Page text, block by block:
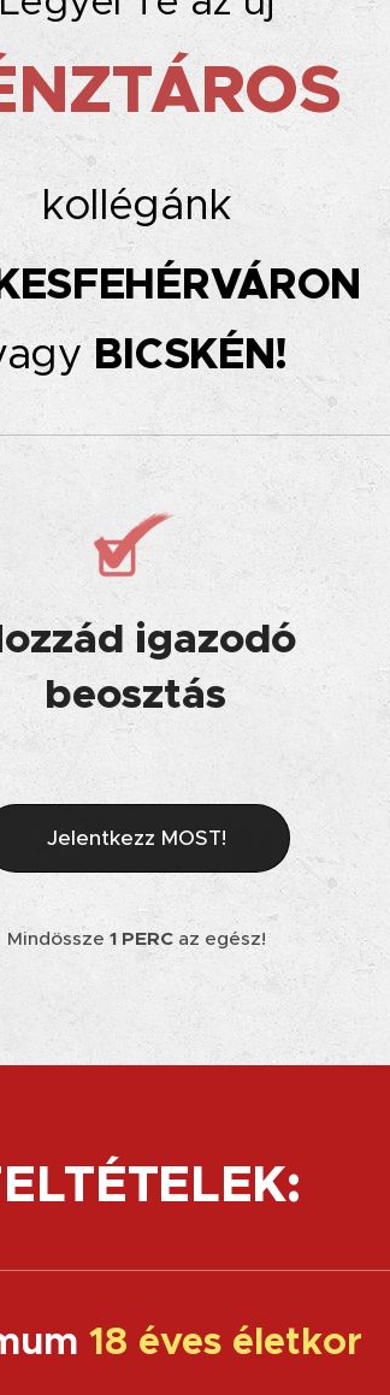
kollégánk
BICSKÉN!
igazodó
beosztás
Jelentkezz MOST!
Mindössze 1 PERCaz egész!
18 éves életkor